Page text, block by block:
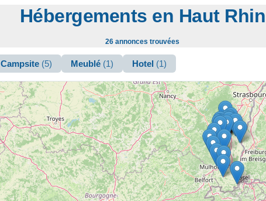
Hébergements en Haut Rhin
26 annonces trouvées
Campsite (5) Meublé (1) Hotel (1)